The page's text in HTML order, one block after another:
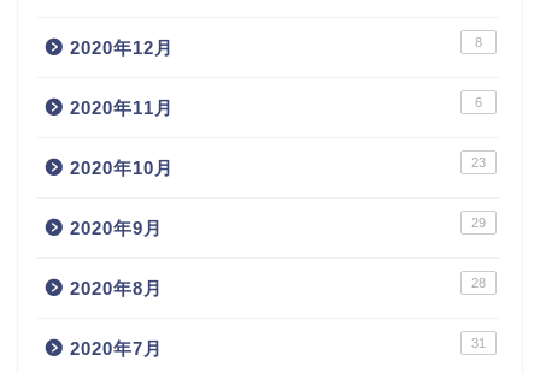
2020年12月 8
2020年11月 6
2020年10月 23
2020年9月 29
2020年8月 28
2020年7月 31